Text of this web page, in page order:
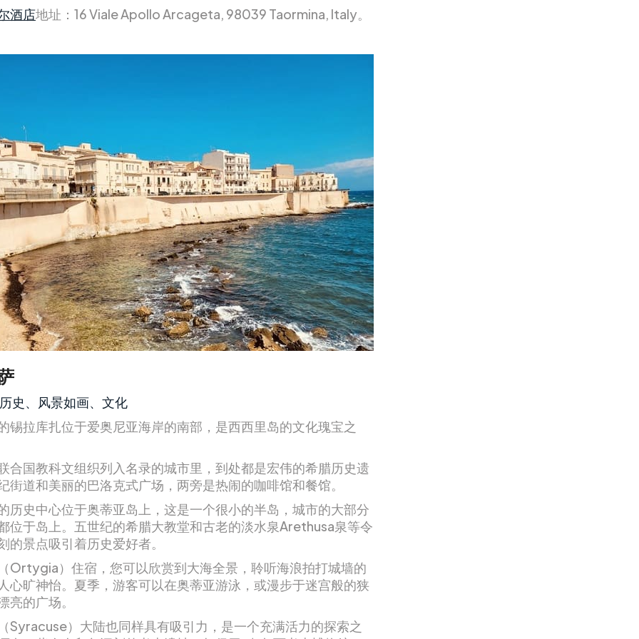
酒店地址：16 Viale Apollo Arcageta, 98039 Taormina, Italy。
历史、风景如画、文化
锡拉库扎位于爱奥尼亚海岸的南部，是西西里岛的文化瑰宝之
合国教科文组织列入名录的城市里，到处都是宏伟的希腊历史遗
街道和美丽的巴洛克式广场，两旁是热闹的咖啡馆和餐馆。
历史中心位于奥蒂亚岛上，这是一个很小的半岛，城市的大部分
位于岛上。五世纪的希腊大教堂和古老的淡水泉Arethusa泉等令
的景点吸引着历史爱好者。
Ortygia）住宿，您可以欣赏到大海全景，聆听海浪拍打城墙的
心旷神怡。夏季，游客可以在奥蒂亚游泳，或漫步于迷宫般的狭
亮的广场。
Syracuse）大陆也同样具有吸引力，是一个充满活力的探索之